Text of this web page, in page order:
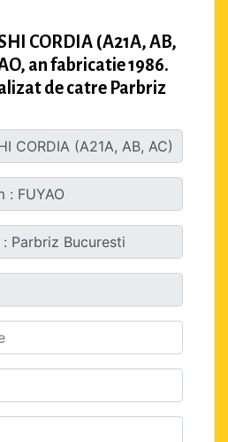
CORDIA (A21A, AB,
an fabricatie 1986.
de catre Parbriz